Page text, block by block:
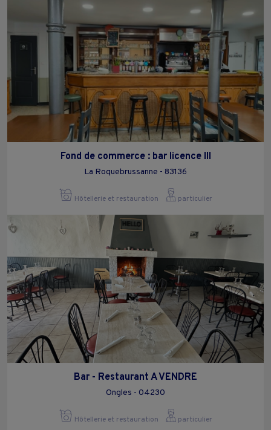
Fond de commerce : bar licence III
La Roquebrussanne - 83136
Hôtellerie et restauration particulier
Bar - Restaurant A VENDRE
Ongles - 04230
Hôtellerie et restauration particulier